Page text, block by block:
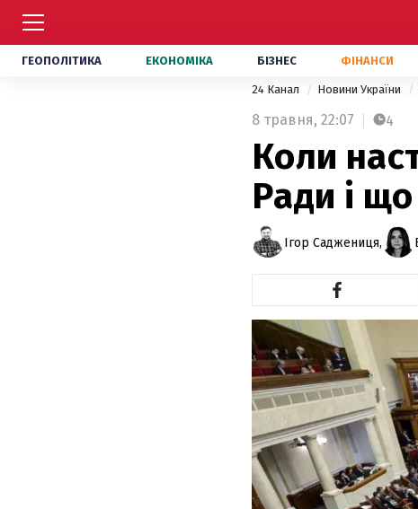
ГЕОПОЛІТИКА ЕКОНОМІКА БІЗНЕС ФІНАНСИ
24 Канал Новини України
8 травня, 22:07 4
Коли
Ради і
Ігор Саджениця,